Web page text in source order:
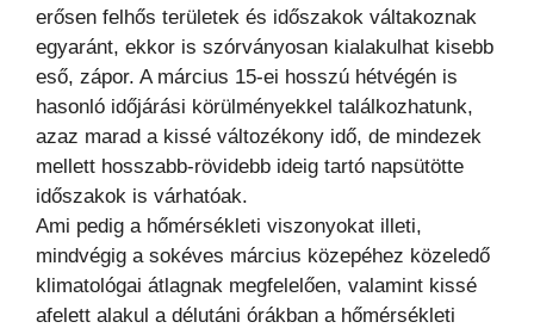
erősen felhős területek és időszakok váltakoznak
egyaránt, ekkor is szórványosan kialakulhat kisebb
eső, zápor. A március 15-ei hosszú hétvégén is
hasonló időjárási körülményekkel találkozhatunk,
azaz marad a kissé változékony idő, de mindezek
mellett hosszabb-rövidebb ideig tartó napsütötte
időszakok is várhatóak.
Ami pedig a hőmérsékleti viszonyokat illeti,
mindvégig a sokéves március közepéhez közeledő
klimatológai átlagnak megfelelően, valamint kissé
afelett alakul a délutáni órákban a hőmérsékleti